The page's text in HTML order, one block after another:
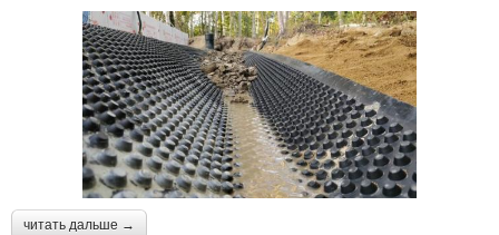
читать дальше →